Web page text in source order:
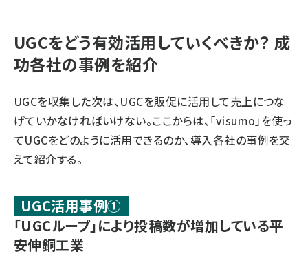
UGCをどう有効活用していくべきか？ 成
功各社の事例を紹介
UGCを収集した次は、UGCを販促に活用して売上につな
げていかなければいけない。ここからは、「visumo」を使っ
てUGCをどのように活用できるのか、導入各社の事例を交
えて紹介する。
UGC活用事例①
「UGCループ」により投稿数が増加している平
安伸銅工業